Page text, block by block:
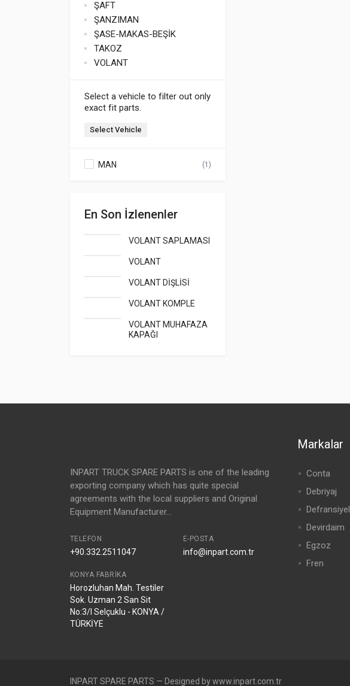
ŞAFT
ŞANZIMAN
ŞASE-MAKAS-BEŞİK
TAKOZ
VOLANT
Select a vehicle to filter out only
exact fit parts.
Select Vehicle
MAN (1)
En Son İzlenenler
VOLANT SAPLAMASI
VOLANT
VOLANT DİŞLİSİ
VOLANT KOMPLE
VOLANT MUHAFAZA
KAPAĞI
INPART TRUCK SPARE PARTS is one of the leading
exporting company which has quite special
agreements with the local suppliers and Original
Equipment Manufacturer...
TELEFON
+90.332.2511047
E-POSTA
info@inpart.com.tr
KONYA FABRIKA
Horozluhan Mah. Testiler
Sok. Uzman 2 San Sit
No:3/I Selçuklu - KONYA /
TÜRKİYE
Markalar
Conta
Debriyaj
Defransiyel
Devirdaim
Egzoz
Fren
INPART SPARE PARTS — Designed by www.inpart.com.tr